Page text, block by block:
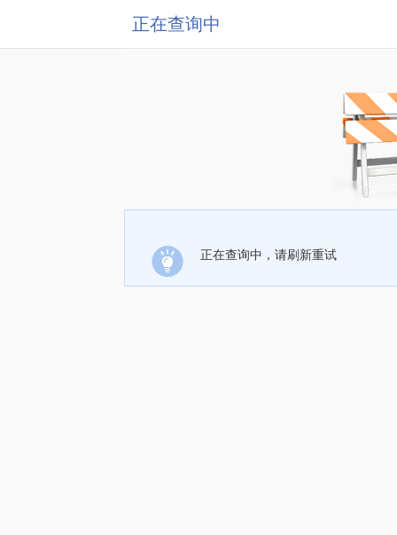
正在查询中
正在查询中，请刷新重试